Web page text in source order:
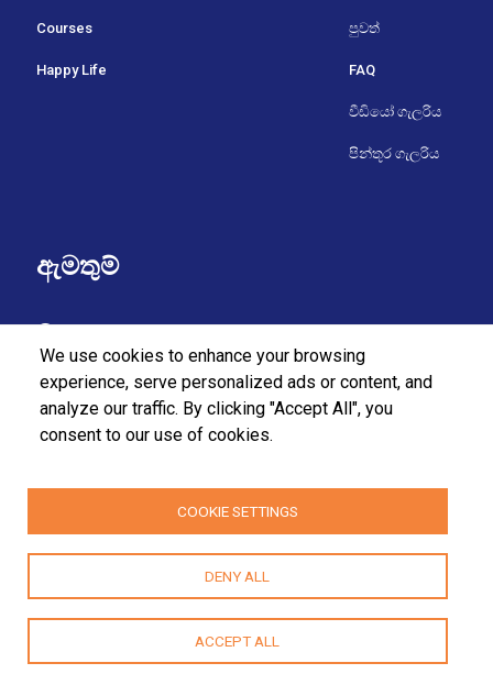
Courses
Happy Life
පුවත්
FAQ
වීඩියෝ ගැලරිය
පින්තූර ගැලරිය
ඇමතුම්
කොළඹ 07,
ශ්‍රී ලංකා.
info@fpasrilanka.org
සඳුදා - සිකුරාදා පෙ.ව 8.30 - ප.ව 4.30
ප්‍රසිද්ධ සහ රජයේ නිවාඩු දිනයන්හි දී වසා ඇත
We use cookies to enhance your browsing
experience, serve personalized ads or content, and
analyze our traffic. By clicking "Accept All", you
consent to our use of cookies.
COOKIE SETTINGS
DENY ALL
ACCEPT ALL